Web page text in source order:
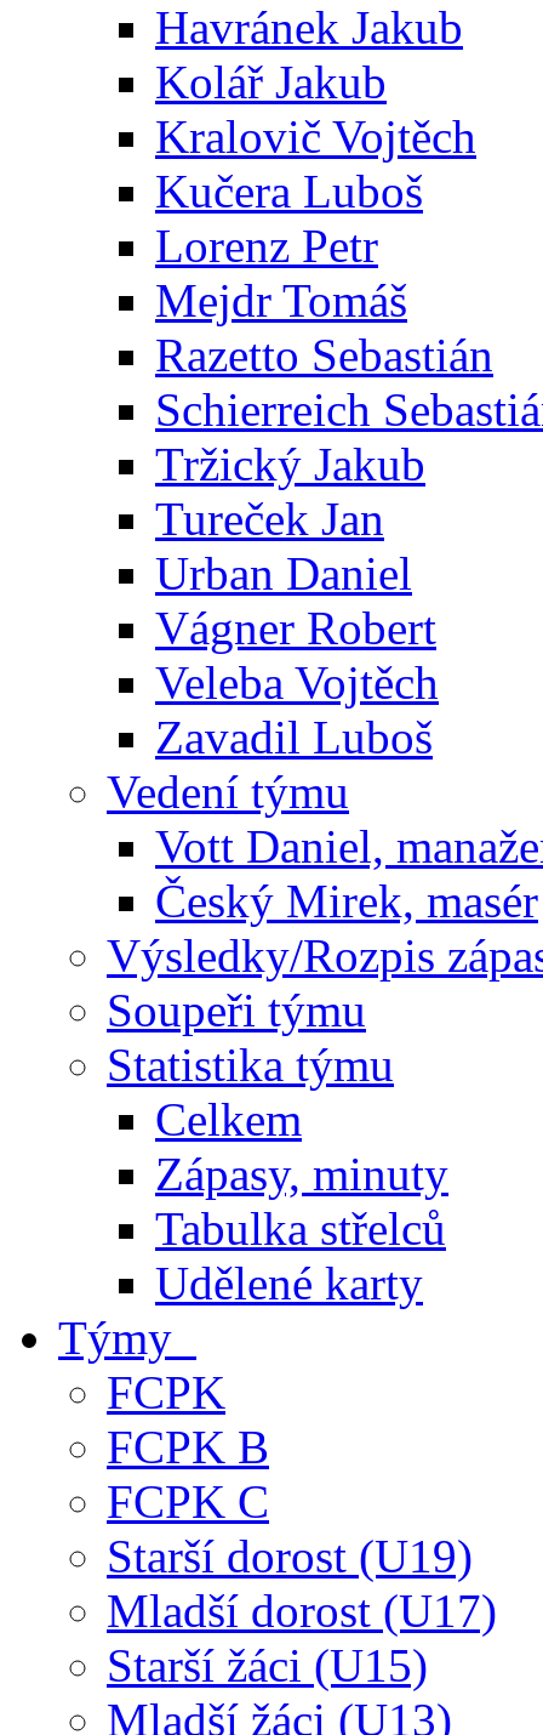
Havránek Jakub
Kolář Jakub
Kralovič Vojtěch
Kučera Luboš
Lorenz Petr
Mejdr Tomáš
Razetto Sebastián
Schierreich
Tržický Jakub
Tureček Jan
Urban Daniel
Vágner Robert
Veleba Vojtěch
Zavadil Luboš
Vedení týmu
Vott Daniel,
Český Mirek, masér
Výsledky/Rozpis
Soupeři týmu
Statistika týmu
Celkem
Zápasy, minuty
Tabulka střelců
Udělené karty
Týmy
FCPK
FCPK B
FCPK C
Starší dorost (U19)
Mladší dorost (U17)
Starší žáci (U15)
Mladší žáci (U13)